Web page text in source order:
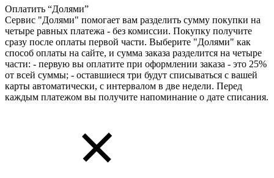
Оплатить “Долями”
Сервис "Долями" помогает вам разделить сумму покупки на
четыре равных платежа - без комиссии. Покупку получите
сразу после оплаты первой части. Выберите "Долями" как
способ оплаты на сайте, и сумма заказа разделится на четыре
части: - первую вы оплатите при оформлении заказа - это 25%
от всей суммы; - оставшиеся три будут списываться с вашей
карты автоматически, с интервалом в две недели. Перед
каждым платежом вы получите напоминание о дате списания.